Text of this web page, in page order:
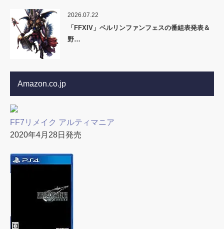
2026.07.22
「FFXIV」ベルリンファンフェスの番組表発表＆
野…
Amazon.co.jp
FF7リメイク アルティマニア
2020年4月28日発売